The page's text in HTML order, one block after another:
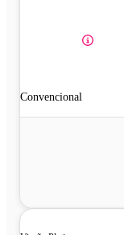
Convencional